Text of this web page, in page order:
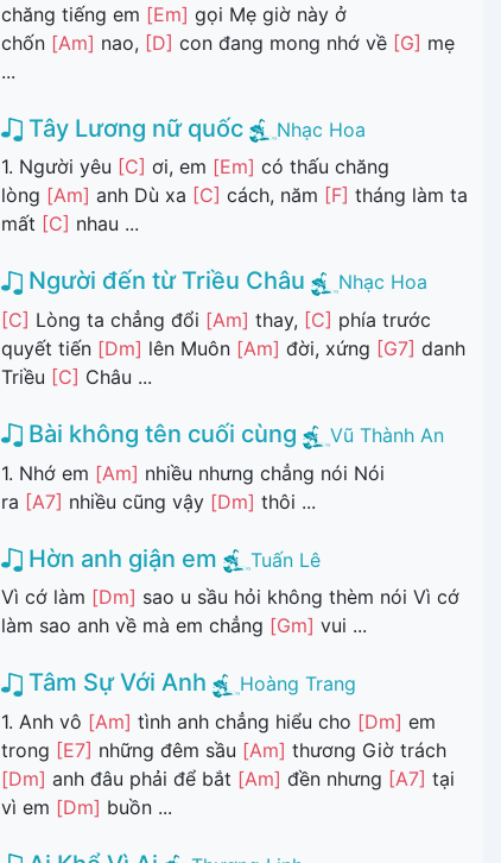
chăng tiếng em [Em] gọi Mẹ giờ này ở
chốn [Am] nao, [D] con đang mong nhớ về [G] mẹ
...
Tây Lương nữ quốc
Nhạc Hoa
1. Người yêu [C] ơi, em [Em] có thấu chăng
lòng [Am] anh Dù xa [C] cách, năm [F] tháng làm ta
mất [C] nhau ...
Người đến từ Triều Châu
Nhạc Hoa
[C] Lòng ta chẳng đổi [Am] thay, [C] phía trước
quyết tiến [Dm] lên Muôn [Am] đời, xứng [G7] danh
Triều [C] Châu ...
Bài không tên cuối cùng
Vũ Thành An
1. Nhớ em [Am] nhiều nhưng chẳng nói Nói
ra [A7] nhiều cũng vậy [Dm] thôi ...
Hờn anh giận em
Tuấn Lê
Vì cớ làm [Dm] sao u sầu hỏi không thèm nói Vì cớ
làm sao anh về mà em chẳng [Gm] vui ...
Tâm Sự Với Anh
Hoàng Trang
1. Anh vô [Am] tình anh chẳng hiểu cho [Dm] em
trong [E7] những đêm sầu [Am] thương Giờ trách
[Dm] anh đâu phải để bắt [Am] đền nhưng [A7] tại
vì em [Dm] buồn ...